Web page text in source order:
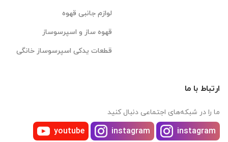
لوازم جانبی قهوه
قهوه ساز و اسپرسوساز
قطعات یدکی اسپرسوساز خانگی
ارتباط با ما
ما را در شبکه‌های اجتماعی دنبال کنید
instagram
instagram
youtube